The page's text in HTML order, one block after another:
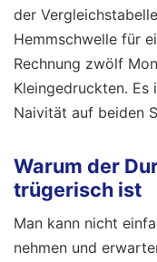
der
Hemmschwelle für
Rechnung zwölf
Kleingedruckten.
Naivität auf beiden
Warum der
trügerisch ist
Man kann nicht
nehmen und